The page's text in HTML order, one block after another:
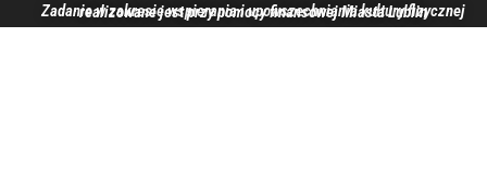
Zadanie w zakresie wspierania i upowszechniania kultury fizycznej realizowane jest przy pomocy finansowej Miasta Lublin